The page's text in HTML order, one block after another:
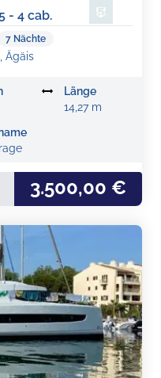
- 4 cab.
7 Nächte
Ägäis
Länge
14,27 m
3.500,00 €